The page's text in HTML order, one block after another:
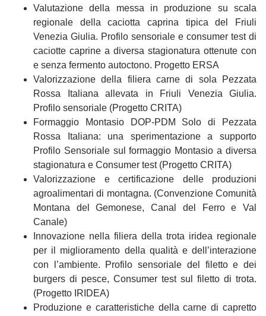
Valutazione della messa in produzione su scala
regionale della caciotta caprina tipica del Friuli
Venezia Giulia. Profilo sensoriale e consumer test di
caciotte caprine a diversa stagionatura ottenute con
e senza fermento autoctono. Progetto ERSA
Valorizzazione della filiera carne di sola Pezzata
Rossa Italiana allevata in Friuli Venezia Giulia.
Profilo sensoriale (Progetto CRITA)
Formaggio Montasio DOP-PDM Solo di Pezzata
Rossa Italiana: una sperimentazione a supporto
Profilo Sensoriale sul formaggio Montasio a diversa
stagionatura e Consumer test (Progetto CRITA)
Valorizzazione e certificazione delle produzioni
agroalimentari di montagna. (Convenzione Comunità
Montana del Gemonese, Canal del Ferro e Val
Canale)
Innovazione nella filiera della trota iridea regionale
per il miglioramento della qualità e dell’interazione
con l’ambiente. Profilo sensoriale del filetto e dei
burgers di pesce, Consumer test sul filetto di trota.
(Progetto IRIDEA)
Produzione e caratteristiche della carne di capretto